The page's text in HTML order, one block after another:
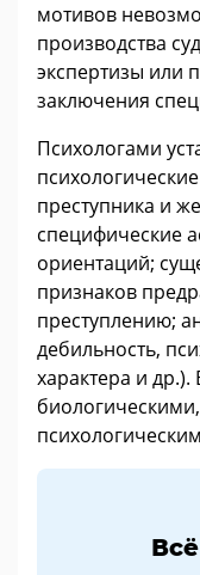
мотивов
производства
экспертизы или
заключения
Психологами
преступника и
специфические
ориентаций;
признаков
преступлению;
дебильность,
характера и др.).